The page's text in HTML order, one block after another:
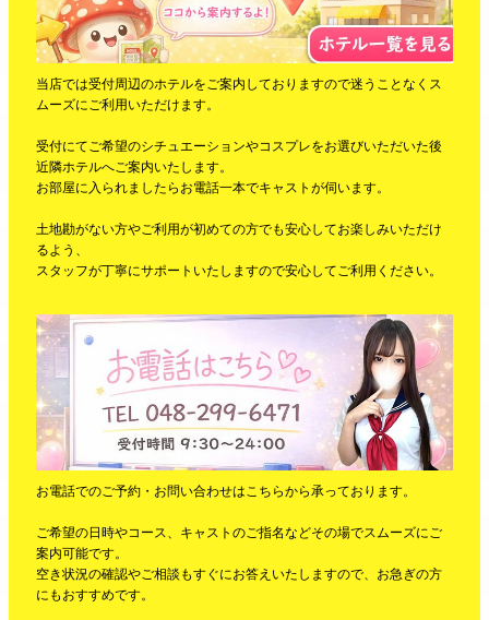
当店では受付周辺のホテルをご案内しておりますので迷うことなくス
ムーズにご利用いただけます。
受付にてご希望のシチュエーションやコスプレをお選びいただいた後
近隣ホテルへご案内いたします。
お部屋に入られましたらお電話一本でキャストが伺います。
土地勘がない方やご利用が初めての方でも安心してお楽しみいただけ
るよう、
スタッフが丁寧にサポートいたしますので安心してご利用ください。
お電話でのご予約・お問い合わせはこちらから承っております。
ご希望の日時やコース、キャストのご指名などその場でスムーズにご
案内可能です。
空き状況の確認やご相談もすぐにお答えいたしますので、お急ぎの方
にもおすすめです。